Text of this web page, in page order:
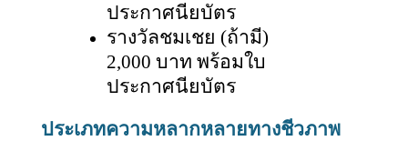
ประกาศนียบัตร
รางวัลชมเชย (ถ้ามี)
2,000 บาท พร้อมใบ
ประกาศนียบัตร
ประเภทความหลากหลายทางชีวภาพ